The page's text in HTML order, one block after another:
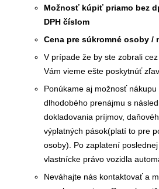
Možnosť kúpiť priamo bez
DPH číslom
Cena pre súkromné osoby /
V prípade že by ste zobrali
Vám vieme ešte poskytnúť
Ponúkame aj možnosť
dlhodobého prenájmu s
dokladovania príjmov,
výplatných pások(platí to pre
osoby). Po zaplatení
vlastnícke právo vozidla
Neváhajte nás kontaktovať a